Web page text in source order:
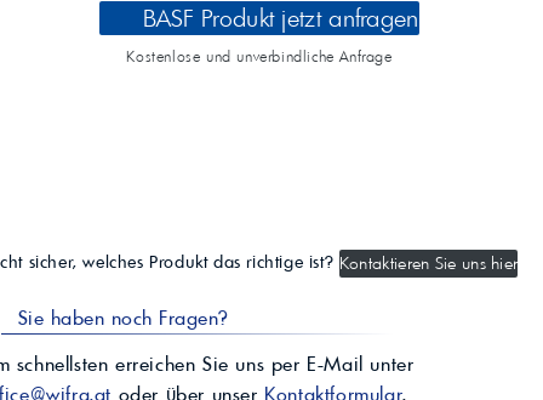
BASF Produkt jetzt anfragen
Kostenlose und unverbindliche Anfrage
sicher, welches Produkt das richtige ist? Kontaktieren Sie uns hier
Sie haben noch Fragen?
schnellsten erreichen Sie uns per E-Mail unter
oder über unser Kontaktformular.